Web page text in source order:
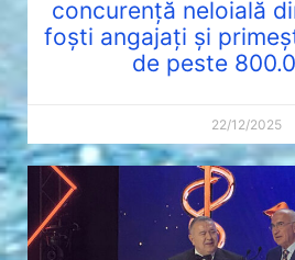
concurență neloială
foști angajați și
de peste
22/12/2025